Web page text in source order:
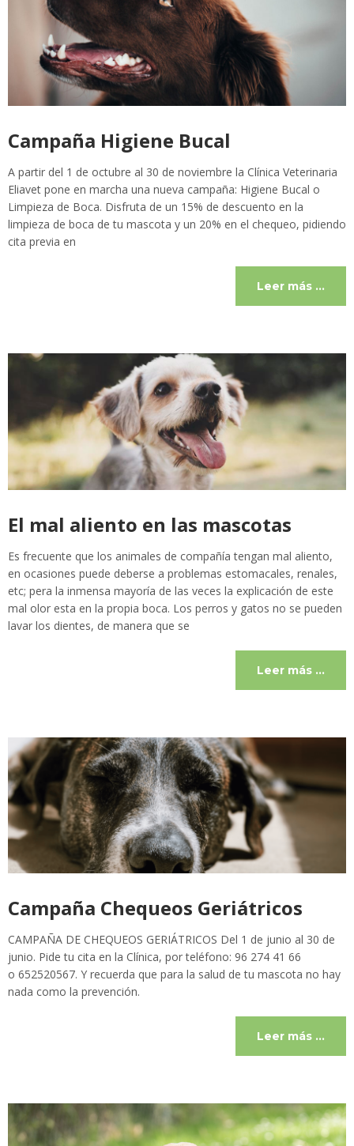
Campaña Higiene Bucal
A partir del 1 de octubre al 30 de noviembre la Clínica Veterinaria
Eliavet pone en marcha una nueva campaña: Higiene Bucal o
Limpieza de Boca. Disfruta de un 15% de descuento en la
limpieza de boca de tu mascota y un 20% en el chequeo, pidiendo
cita previa en
Leer más …
El mal aliento en las mascotas
Es frecuente que los animales de compañía tengan mal aliento,
en ocasiones puede deberse a problemas estomacales, renales,
etc; pera la inmensa mayoría de las veces la explicación de este
mal olor esta en la propia boca. Los perros y gatos no se pueden
lavar los dientes, de manera que se
Leer más …
Campaña Chequeos Geriátricos
CAMPAÑA DE CHEQUEOS GERIÁTRICOS Del 1 de junio al 30 de
junio. Pide tu cita en la Clínica, por teléfono: 96 274 41 66
o 652520567. Y recuerda que para la salud de tu mascota no hay
nada como la prevención.
Leer más …